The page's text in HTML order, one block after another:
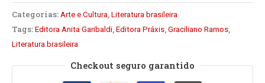
Categorias: Arte e Cultura Literatura brasileira
Tags: Editora Anita Garibaldi Editora Práxis Graciliano Ramos
Literatura brasileira
Checkout seguro garantido